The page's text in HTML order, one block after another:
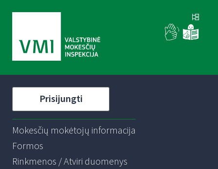
Prisijungti
Mokesčių mokėtojų informacija
Formos
Rinkmenos / Atviri duomenys